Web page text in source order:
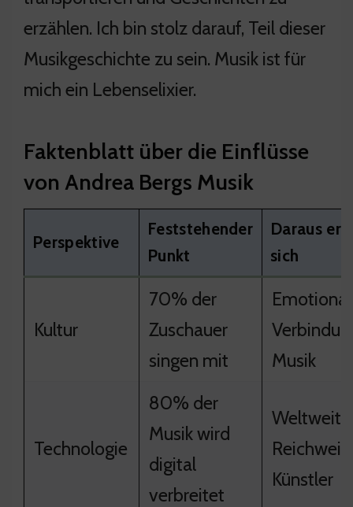
erzählen. Ich bin stolz darauf, Teil dieser
Musikgeschichte zu sein. Musik ist für
mich ein Lebenselixier.
Faktenblatt über die Einflüsse
von Andrea Bergs Musik
Perspektive
Feststehender
Punkt
Daraus
sich
Kultur
70% der
Zuschauer
singen mit
Musik
Technologie
80% der
Musik wird
digital
verbreitet
Weltweite
Künstler